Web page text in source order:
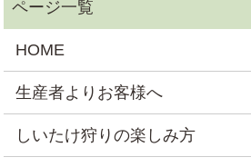
HOME
生産者よりお客様へ
しいたけ狩りの楽しみ方